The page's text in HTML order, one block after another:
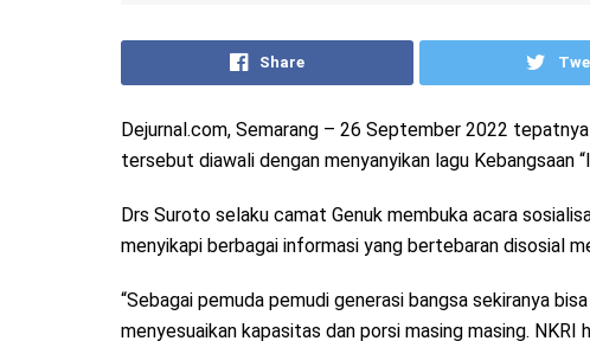
Share
Dejurnal.com, Semarang – 26 September 2022
tersebut diawali dengan menyanyikan lagu Kebangsaan
Drs Suroto selaku camat Genuk membuka acara
menyikapi berbagai informasi yang bertebaran disosial
“Sebagai pemuda pemudi generasi bangsa sekiranya
menyesuaikan kapasitas dan porsi masing masing.